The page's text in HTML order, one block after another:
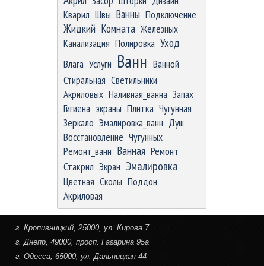
Кварил Швы Ванны Подключение
Жидкий Комната Железных
Канализация Полировка Уход
Влага Услуги Ванн Ванной
Стиральная Светильники
Акриловых Наливная_ванна Запах
Гигиена экраны Плитка Чугунная
Зеркало Эмалировка_ванн Душ
Восстановление Чугунных
Ремонт_ванн Ванная Ремонт
Стакрил Экран Эмалировка
Цветная Сколы Поддон
Акриловая
г. Кропивницкий, 25000, ул. Кирова 7
г. Днепр, 49000, просп. Гагарина 95а
г. Одесса, 65000, ул. Дальницкая 44